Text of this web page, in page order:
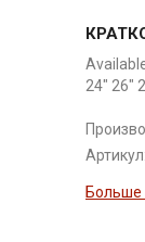
24" 26"
Артикул:
Больше